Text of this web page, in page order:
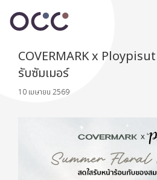
COVERMARK x
รับซัมเมอร์
10 เมษายน 2569